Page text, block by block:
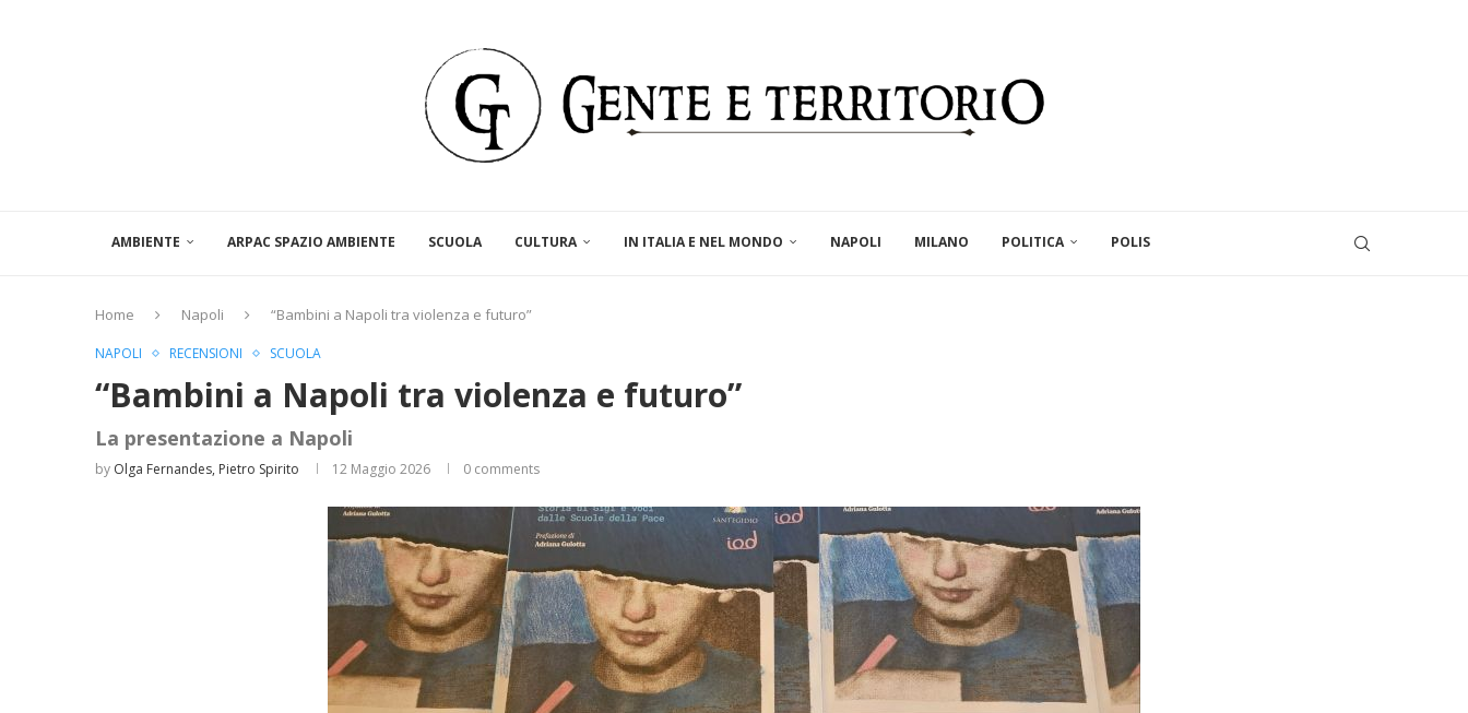
AMBIENTE ARPAC SPAZIO AMBIENTE SCUOLA CULTURA IN ITALIA E NEL MONDO NAPOLI MILANO POLITICA POLIS
Home Napoli “Bambini a Napoli tra violenza e futuro”
NAPOLI RECENSIONI SCUOLA
“Bambini a Napoli tra violenza e futuro”
La presentazione a Napoli
by Olga Fernandes, Pietro Spirito 12 Maggio 2026 0 comments